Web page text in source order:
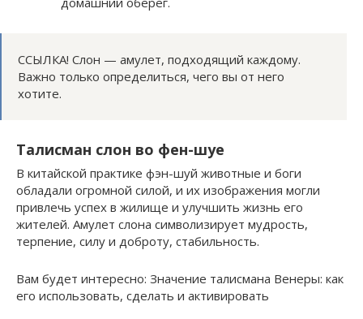
ССЫЛКА! Слон — амулет, подходящий каждому.
Важно только определиться, чего вы от него
хотите.
Талисман слон во фен-шуе
В китайской практике фэн-шуй животные и боги
обладали огромной силой, и их изображения могли
привлечь успех в жилище и улучшить жизнь его
жителей. Амулет слона символизирует мудрость,
терпение, силу и доброту, стабильность.
Вам будет интересно: Значение талисмана Венеры: как
его использовать, сделать и активировать